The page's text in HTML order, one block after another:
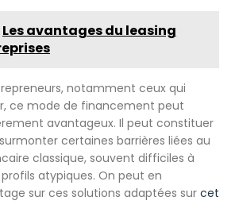
Les avantages du leasing
notamment ceux qui
ce mode de financement peut
avantageux. Il peut constituer
certaines barrières liées au
classique, souvent difficiles à
atypiques. On peut en
sur ces solutions adaptées sur cet